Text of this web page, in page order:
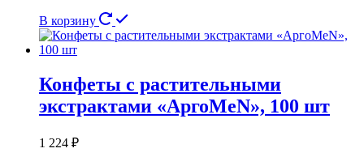
В корзину
Конфеты с растительными
экстрактами «АргоMeN», 100 шт
1 224 ₽